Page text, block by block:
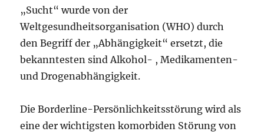
„Sucht“ wurde von der
Weltgesundheitsorganisation (WHO) durch
den Begriff der „Abhängigkeit“ ersetzt, die
bekanntesten sind Alkohol- , Medikamenten-
und Drogenabhängigkeit.
Die Borderline-Persönlichkeitsstörung wird als
eine der wichtigsten komorbiden Störung von